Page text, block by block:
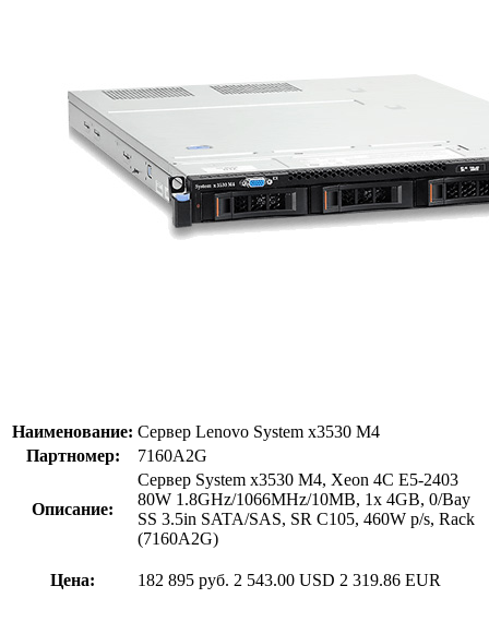
Наименование: Сервер Lenovo System x3530 M4
Партномер:
7160A2G
Описание:
Сервер System x3530 M4, Xeon 4C E5-2403
80W 1.8GHz/1066MHz/10MB, 1x 4GB, 0/Bay
SS 3.5in SATA/SAS, SR C105, 460W p/s, Rack
(7160A2G)
Цена: 182 895 руб. 2 543.00 USD 2 319.86 EUR